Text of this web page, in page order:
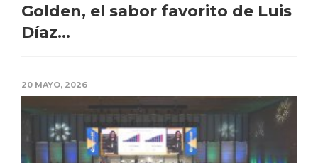
Golden, el sabor favorito de Luis
Díaz...
20 MAYO, 2026